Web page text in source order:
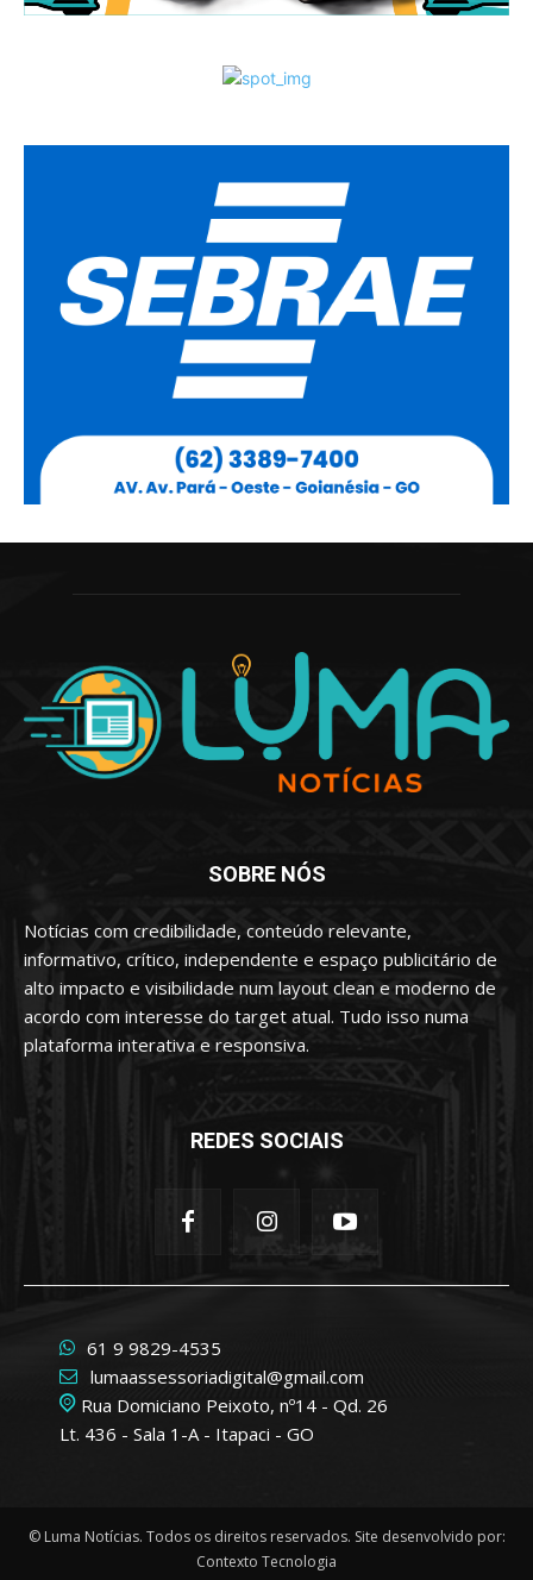
SOBRE NÓS
Notícias com credibilidade, conteúdo relevante,
informativo, crítico, independente e espaço publicitário de
alto impacto e visibilidade num layout clean e moderno de
acordo com interesse do target atual. Tudo isso numa
plataforma interativa e responsiva.
REDES SOCIAIS
61 9 9829-4535
lumaassessoriadigital@gmail.com
Rua Domiciano Peixoto, nº14 - Qd. 26
Lt. 436 - Sala 1-A - Itapaci - GO
© Luma Notícias. Todos os direitos reservados. Site desenvolvido por:
Contexto Tecnologia